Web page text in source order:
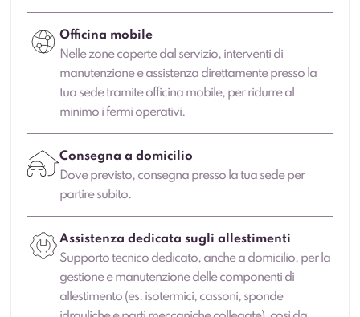
Officina mobile
Nelle zone coperte dal servizio, interventi di
manutenzione e assistenza direttamente presso la
tua sede tramite officina mobile, per ridurre al
minimo i fermi operativi.
Consegna a domicilio
Dove previsto, consegna presso la tua sede per
partire subito.
Assistenza dedicata sugli allestimenti
Supporto tecnico dedicato, anche a domicilio, per la
gestione e manutenzione delle componenti di
allestimento (es. isotermici, cassoni, sponde